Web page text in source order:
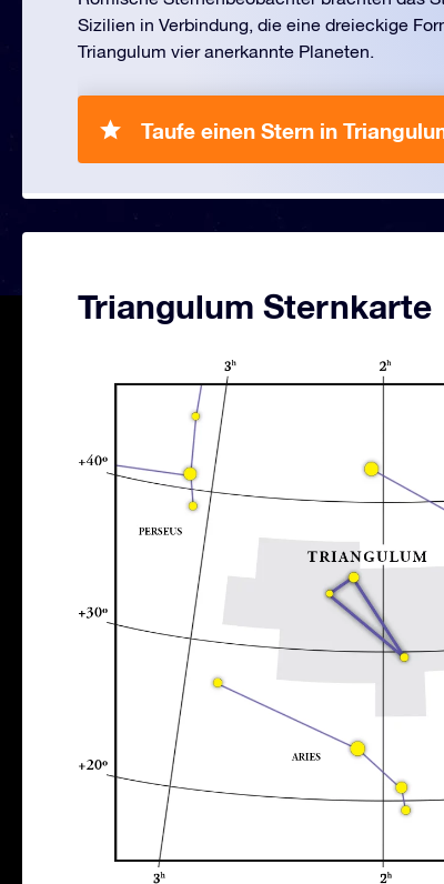
Sizilien in Verbindung, die eine dreieckige
Triangulum vier anerkannte Planeten.
Taufe einen Stern in
Triangulum Sternkarte